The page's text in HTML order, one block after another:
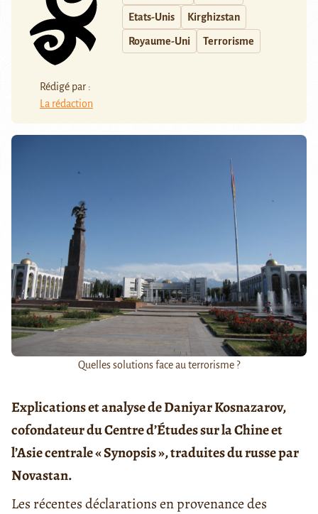
Rédigé par :
La rédaction
Etats-Unis Kirghizstan
Royaume-Uni Terrorisme
Quelles solutions face au terrorisme ?
Explications et analyse de Daniyar Kosnazarov,
cofondateur du Centre d’Études sur la Chine et
l’Asie centrale « Synopsis », traduites du russe par
Novastan.
Les récentes déclarations en provenance des